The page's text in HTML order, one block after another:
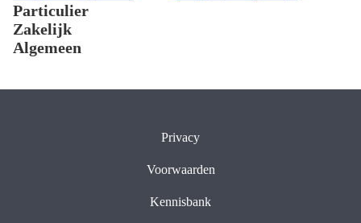
Particulier
Zakelijk
Algemeen
Privacy
Voorwaarden
Kennisbank